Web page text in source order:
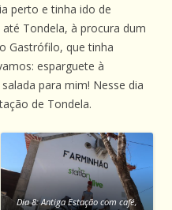
perto e tinha ido de
Tondela, à procura dum
Gastrófilo, que tinha
esparguete à
para mim! Nesse dia
de Tondela.
Dia 8: Antiga Estação com café,